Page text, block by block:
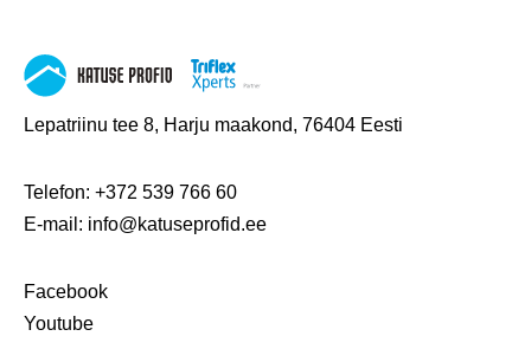
Lepatriinu tee 8, Harju maakond, 76404 Eesti
Telefon: +372 539 766 60
E-mail: info@katuseprofid.ee
Facebook
Youtube